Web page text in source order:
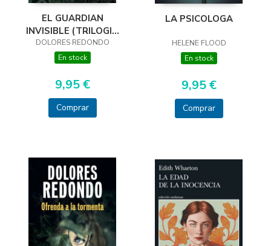
EL GUARDIAN
INVISIBLE (TRILOGIA
DEL BAZTAN, 1)
DOLORES REDONDO
En stock
9,95 €
Comprar
LA PSICOLOGA
HELENE FLOOD
En stock
9,95 €
Comprar